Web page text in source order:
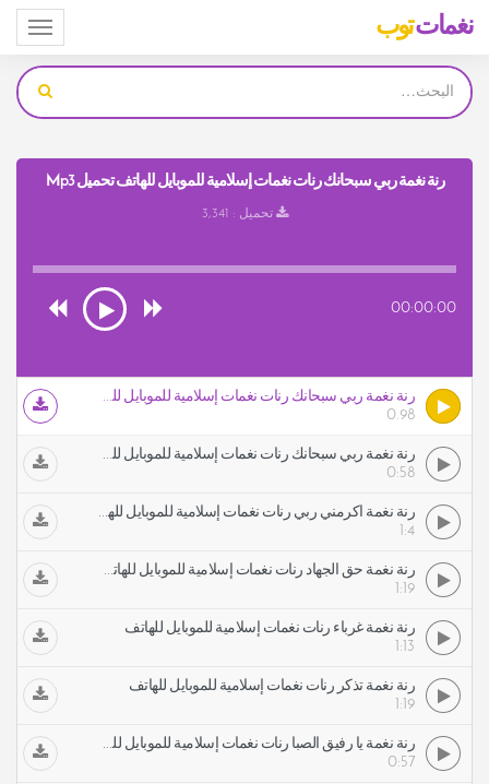
Toggle
نغماتتوب
رنة نغمة ربي سبحانك رنات نغمات إسلامية للموبايل للهاتف تحميل Mp3
تحميل : 3,341
00:00:00
رنة نغمة ربي سبحانك رنات نغمات إسلامية للموبايل للهاتف
0.98
رنة نغمة ربي سبحانك رنات نغمات إسلامية للموبايل للهاتف
0:58
رنة نغمة أكرمني ربي رنات نغمات إسلامية للموبايل للهاتف
1:4
رنة نغمة حق الجهاد رنات نغمات إسلامية للموبايل للهاتف
1:19
رنة نغمة غرباء رنات نغمات إسلامية للموبايل للهاتف
1:13
رنة نغمة تذكر رنات نغمات إسلامية للموبايل للهاتف
1:19
رنة نغمة يا رفيق الصبا رنات نغمات إسلامية للموبايل للهاتف
0:57